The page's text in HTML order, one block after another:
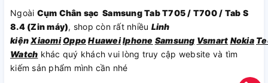
Ngoài Cụm Chân sạc Samsung Tab T705 / T700 / Tab S
8.4 (Zin máy), shop còn rất nhiều Linh
kiệnXiaomiOppoHuaweiIphone Samsung Vsmart Nokia
Watch khác quý khách vui lòng truy cập website và tìm
kiếm sản phẩm mình cần nhé